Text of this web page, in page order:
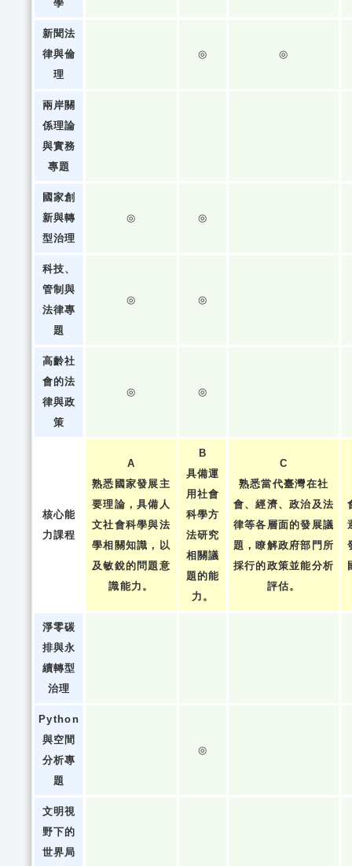
學
新聞法
律與倫
理
◎ ◎
兩岸關
係理論
與實務
專題
國家創
新與轉
型治理
◎ ◎
科技、
管制與
法律專
題
◎ ◎
高齡社
會的法
律與政
策
◎ ◎
核心能
力課程
A
熟悉國家發展主
要理論，具備人
文社會科學與法
學相關知識，以
及敏銳的問題意
識能力。
B
具備運
用社會
科學方
法研究
相關議
題的能
力。
C
熟悉當代臺灣在社
會、經濟、政治及法
律等各層面的發展議
題，瞭解政府部門所
採行的政策並能分析
評估。
淨零碳
排與永
續轉型
治理
Python
與空間
分析專
題
◎
文明視
野下的
世界局